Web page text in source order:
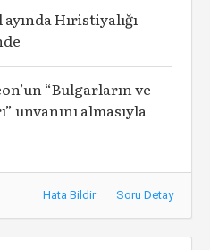
ayında Hıristiyalığı
“Bulgarların ve
unvanını almasıyla
Hata Bildir Soru Detay